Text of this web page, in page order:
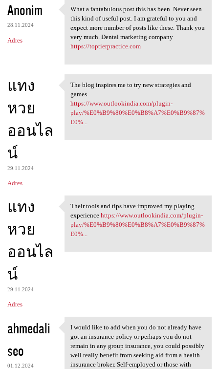
Anonim
28.11.2024
Adres
What a fantabulous post this
What a fantabulous post this has been. Never seen
this kind of useful post. I am grateful to you and
expect more number of posts like these. Thank you
very much. Dental marketing company
https://toptierpractice.com
แทง
หวย
ออนไล
น์
29.11.2024
Adres
The blog inspires me to try
The blog inspires me to try new strategies and
games
https://www.outlookindia.com/plugin-
play/%E0%B9%80%E0%B8%A7%E0%B9%87%
E0%...
แทง
หวย
ออนไล
น์
29.11.2024
Adres
Their tools and tips have
Their tools and tips have improved my playing
experience https://www.outlookindia.com/plugin-
play/%E0%B9%80%E0%B8%A7%E0%B9%87%
E0%...
ahmedali
seo
01.12.2024
I would like to add when you
I would like to add when you do not already have
got an insurance policy or perhaps you do not
remain in any group insurance, you could possibly
well really benefit from seeking aid from a health
insurance broker. Self-employed or those with